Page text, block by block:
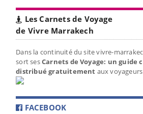
Les Carnets de Voyage
de Vivre Marrakech
Dans la continuité du site vivre-
sort sesCarnets de Voyage: un
distribué gratuitement aux
FACEBOOK